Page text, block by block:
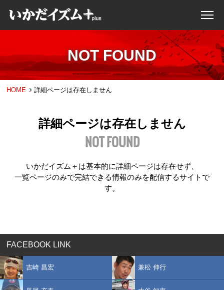
NOT FOUND
HOME 詳細ページは存在しません
詳細ページは存在しません
NOT FOUND
いかだイズム＋は基本的に詳細ページは存在せず、
一覧ページのみで完結できる情報のみを配信するサイトで
す。
FACEBOOK LINK
吉崎 昌宏 兼松 伸行